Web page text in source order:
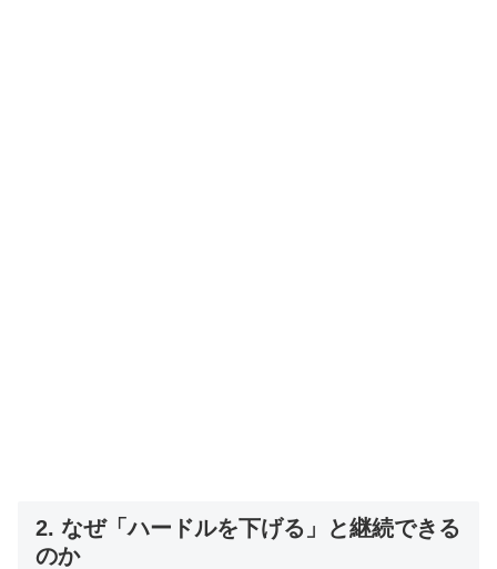
2. なぜ「ハードルを下げる」と継続できる
のか